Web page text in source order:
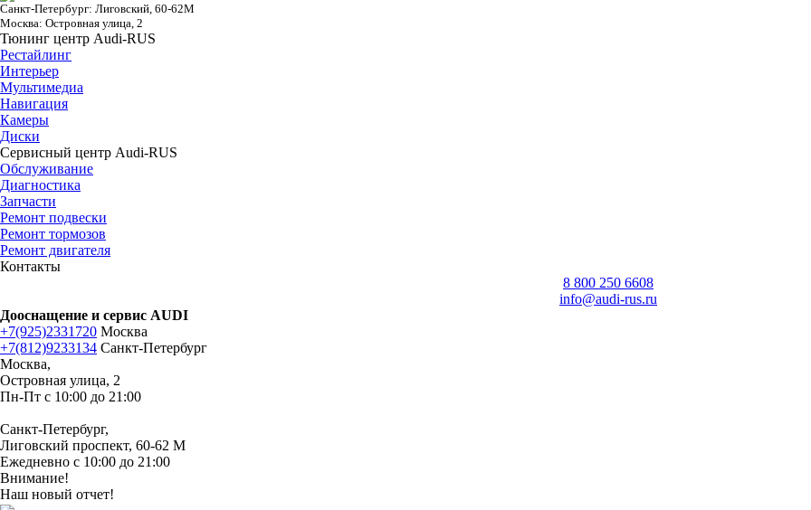
Санкт-Петербург: Лиговский, 60-62М
Москва: Островная улица, 2
Тюнинг центр Audi-RUS
Рестайлинг
Интерьер
Мультимедиа
Навигация
Камеры
Диски
Сервисный центр Audi-RUS
Обслуживание
Диагностика
Запчасти
Ремонт подвески
Ремонт тормозов
Ремонт двигателя
Контакты
8 800 250 6608
info@audi-rus.ru
Дооснащение и сервис AUDI
+7(925)2331720 Москва
+7(812)9233134 Санкт-Петербург
Москва,
Островная улица, 2
Пн-Пт с 10:00 до 21:00
Санкт-Петербург,
Лиговский проспект, 60-62 М
Ежедневно с 10:00 до 21:00
Внимание!
Наш новый отчет!